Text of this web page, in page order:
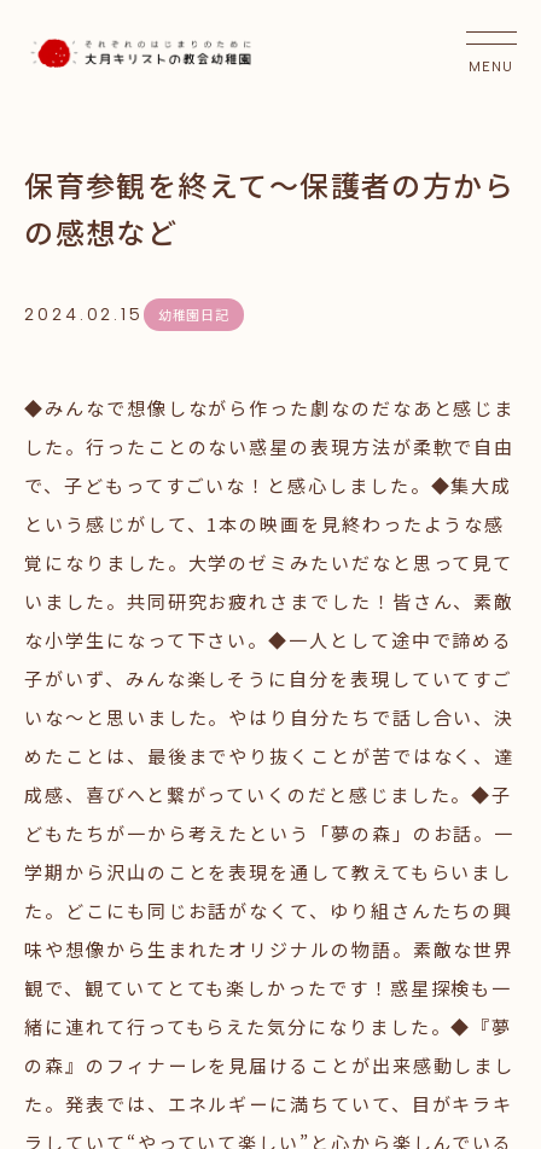
保育参観を終えて～保護者の方から
の感想など
2024.02.15 幼稚園日記
◆みんなで想像しながら作った劇なのだなあと感じま
した。行ったことのない惑星の表現方法が柔軟で自由
で、子どもってすごいな！と感心しました。◆集大成
という感じがして、1本の映画を見終わったような感
覚になりました。大学のゼミみたいだなと思って見て
いました。共同研究お疲れさまでした！皆さん、素敵
な小学生になって下さい。◆一人として途中で諦める
子がいず、みんな楽しそうに自分を表現していてすご
いな～と思いました。やはり自分たちで話し合い、決
めたことは、最後までやり抜くことが苦ではなく、達
成感、喜びへと繋がっていくのだと感じました。◆子
どもたちが一から考えたという「夢の森」のお話。一
学期から沢山のことを表現を通して教えてもらいまし
た。どこにも同じお話がなくて、ゆり組さんたちの興
味や想像から生まれたオリジナルの物語。素敵な世界
観で、観ていてとても楽しかったです！惑星探検も一
緒に連れて行ってもらえた気分になりました。◆『夢
の森』のフィナーレを見届けることが出来感動しまし
た。発表では、エネルギーに満ちていて、目がキラキ
ラしていて“やっていて楽しい”と心から楽しんでいる